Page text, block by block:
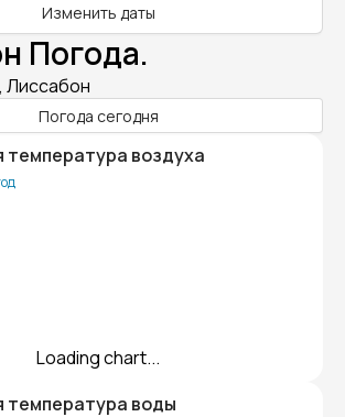
Изменить даты
Погода.
Лиссабон
Погода сегодня
температура воздуха
Loading chart...
температура воды